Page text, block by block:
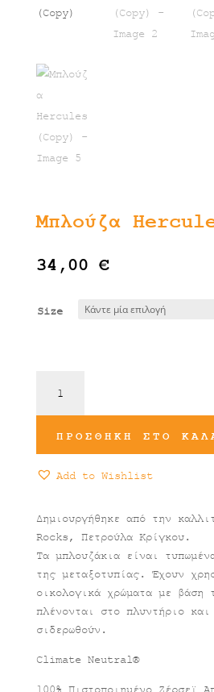
Μπλούζα
34,00 €
Size
Hercules
(Copy)
ποσότητα
ΠΡΟΣΘΉΚΗ ΣΤΟ
Add to Wishlist
Δημιουργήθηκε από την
Rocks, Πετρούλα Κρίγκου.
Τα μπλουζάκια είναι
της μεταξοτυπίας. Έχουν
οικολογικά χρώματα με
πλένονται στο πλυντήριο
σιδερωθούν.
Climate Neutral®
100% Πιστοποιημένο Ζέρσεϊ